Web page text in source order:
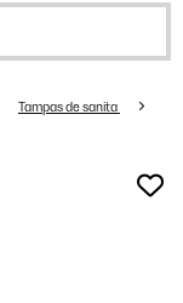
Tampas de sanita